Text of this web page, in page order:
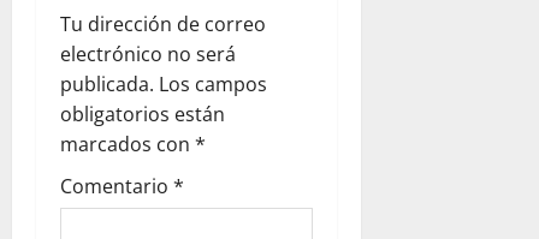
Tu dirección de correo
electrónico no será
publicada. Los campos
obligatorios están
marcados con *
Comentario *